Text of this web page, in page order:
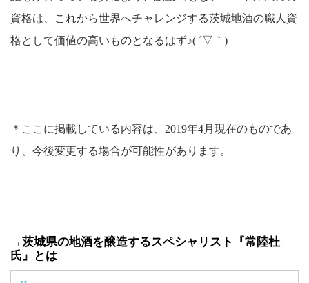
資格は、これから世界へチャレンジする茨城地酒の職人資
格として価値の高いものとなるはず♪( ´▽｀)
＊ここに掲載している内容は、 2019年4月現在のものであ
り、今後変更する場合が可能性があります。
→茨城県の地酒を醸造するスペシャリスト『常陸杜
氏』とは